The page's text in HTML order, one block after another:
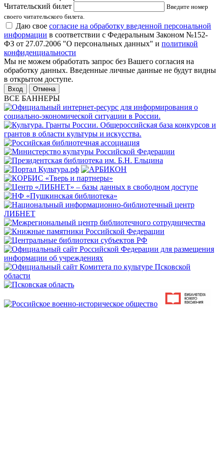
Читательский билет
Введите номер
своего читательского билета.
Даю свое согласие на обработку введенной персональной
информации в соответствии с Федеральным Законом №152-
ФЗ от 27.07.2006 "О персональных данных" и политикой
конфиденциальности
Мы не можем обработать запрос без Вашего согласия на
обработку данных. Введенные личные данные не будут видны
в открытом доступе.
Отмена
ВСЕ БАННЕРЫ